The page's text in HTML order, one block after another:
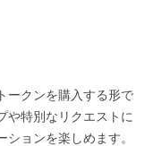
ークンを購入する形で
や特別なリクエストに
ョンを楽しめます。